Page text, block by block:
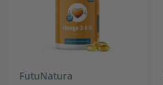
FutuNatura